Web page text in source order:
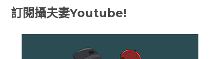
訂閱攝夫妻Youtube!